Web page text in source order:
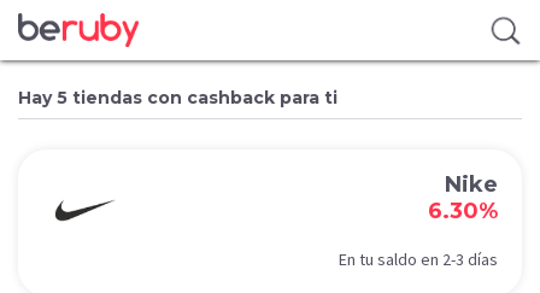
Hay 5 tiendas con cashback para ti
Nike
6.30%
En tu saldo en 2-3 días